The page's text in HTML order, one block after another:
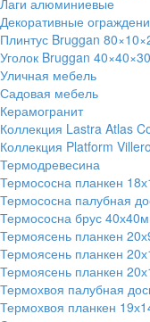
Лаги алюминиевые
Декоративные
Плинтус Bruggan
Уголок Bruggan
Уличная мебель
Садовая мебель
Керамогранит
Коллекция Lastra Atlas
Коллекция Platform
Термодревесина
Термососна планкен
Термососна палубная
Термососна брус
Термоясень планкен
Термоясень планкен
Термоясень планкен
Термохвоя палубная
Термохвоя планкен